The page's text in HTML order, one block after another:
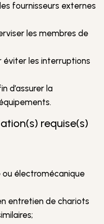
fournisseurs externes
les membres de
éviter les interruptions
d’assurer la
requise(s)
ou électromécanique
entretien de chariots